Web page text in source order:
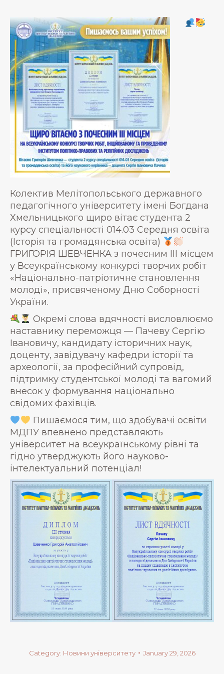
Колектив Мелітопольського державного
педагогічного університету імені Богдана
Хмельницького щиро вітає студента 2
курсу спеціальності 014.03 Середня освіта
(Історія та громадянська освіта)
ГРИГОРІЯ ШЕВЧЕНКА з почесним ІІІ місцем
у Всеукраїнському конкурсі творчих робіт
«Національно-патріотичне становлення
молоді», присвяченому Дню Соборності
України.
Окремі слова вдячності висловлюємо
наставнику переможця — Пачеву Сергію
Івановичу, кандидату історичних наук,
доценту, завідувачу кафедри історії та
археології, за професійний супровід,
підтримку студентської молоді та вагомий
внесок у формування національно
свідомих фахівців.
Пишаємося тим, що здобувачі освіти
МДПУ впевнено представляють
університет на всеукраїнському рівні та
гідно утверджують його науково-
інтелектуальний потенціал!
Category: Новини університету January 29, 2026